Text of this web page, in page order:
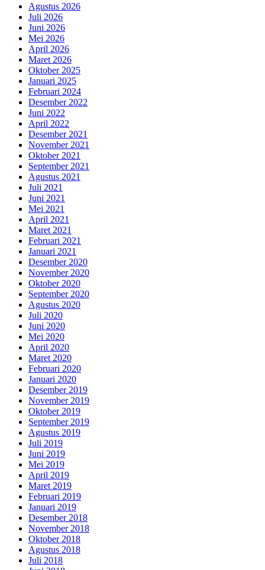
Agustus 2026
Juli 2026
Juni 2026
Mei 2026
April 2026
Maret 2026
Oktober 2025
Januari 2025
Februari 2024
Desember 2022
Juni 2022
April 2022
Desember 2021
November 2021
Oktober 2021
September 2021
Agustus 2021
Juli 2021
Juni 2021
Mei 2021
April 2021
Maret 2021
Februari 2021
Januari 2021
Desember 2020
November 2020
Oktober 2020
September 2020
Agustus 2020
Juli 2020
Juni 2020
Mei 2020
April 2020
Maret 2020
Februari 2020
Januari 2020
Desember 2019
November 2019
Oktober 2019
September 2019
Agustus 2019
Juli 2019
Juni 2019
Mei 2019
April 2019
Maret 2019
Februari 2019
Januari 2019
Desember 2018
November 2018
Oktober 2018
Agustus 2018
Juli 2018